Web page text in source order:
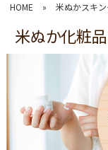
HOME » 米ぬかスキ
米ぬか化粧品